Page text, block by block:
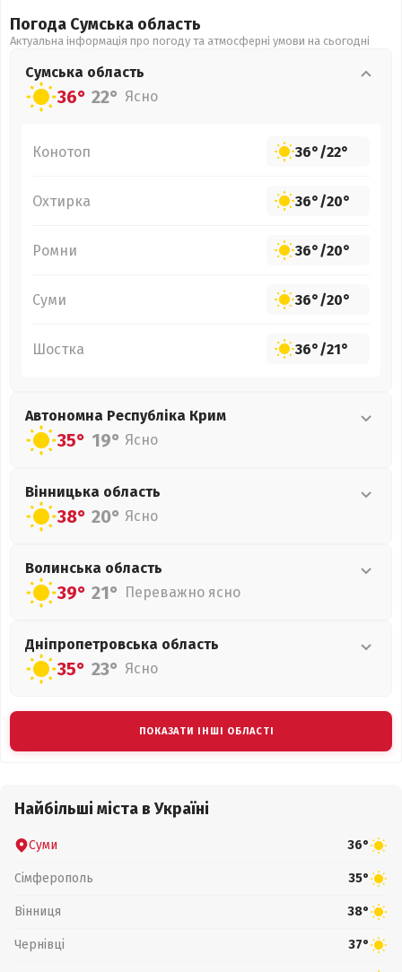
Погода Сумська область
Актуальна інформація про погоду та атмосферні умови на сьогодні
Сумська область
36° 22° Ясно
Конотоп 36°/22°
Охтирка 36°/20°
Ромни 36°/20°
Суми 36°/20°
Шостка 36°/21°
Автономна Республіка Крим
35° 19° Ясно
Вінницька область
38° 20° Ясно
Волинська область
39° 21° Переважно ясно
Дніпропетровська область
35° 23° Ясно
ПОКАЗАТИ ІНШІ ОБЛАСТІ
Найбільші міста в Україні
Суми 36°
Сімферополь 35°
Вінниця 38°
Чернівці 37°